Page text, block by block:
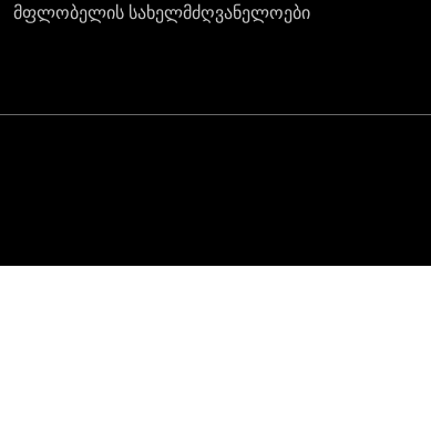
მფლობელის სახელმძღვანელოები